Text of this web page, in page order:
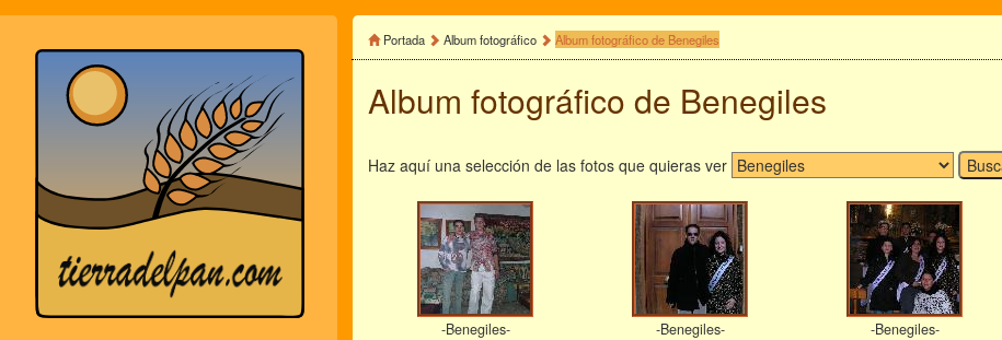
Portada Album fotográfico Album fotográfico de Benegiles
Album fotográfico de Benegiles
Haz aquí una selección de las fotos que quieras ver
-Benegiles-
-Benegiles-
-Benegiles-